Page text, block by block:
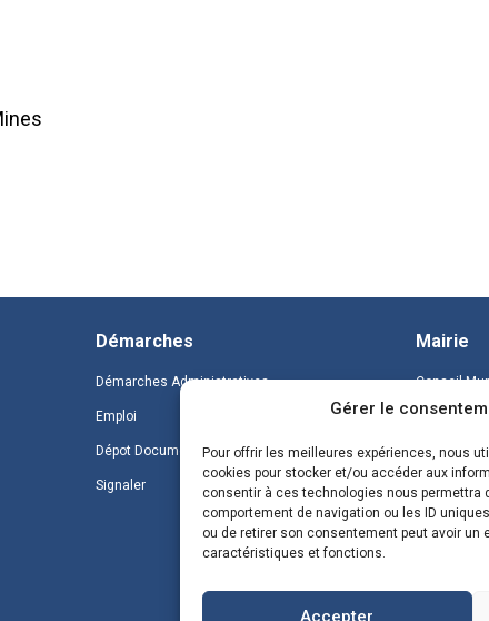
Gérer le
Pour offrir les meilleures expériences, nous
cookies pour stocker et/ou accéder aux
consentir à ces technologies nous permettra
comportement de navigation ou les ID
ou de retirer son consentement peut avoir un
caractéristiques et fonctions.
Accepter
Démarches
Démarches Administratives
Emploi
Dépot Document
Signaler
Mairie
Conseil